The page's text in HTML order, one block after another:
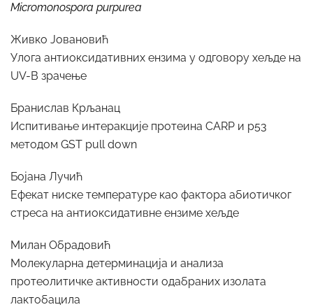
Micromonospora purpurea
Живко Јовановић
Улога антиоксидативних ензима у одговору хељде на
UV-B зрачење
Бранислав Крљанац
Испитивање интеракције протеина CARP и p53
методом GST pull down
Бојана Лучић
Ефекат ниске температуре као фактора абиотичког
стреса на антиоксидативне ензиме хељде
Милан Обрадовић
Молекуларна детерминација и анализа
протеолитичке активности одабраних изолата
лактобацила